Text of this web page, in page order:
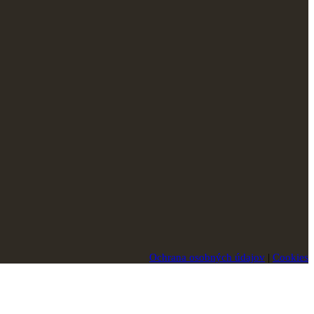
Ochrana osobných údajov | Cookies